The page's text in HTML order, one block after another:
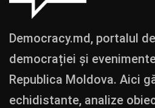
Democracy.md, portalul
democrației și
Republica Moldova. Aici
echidistante, analize